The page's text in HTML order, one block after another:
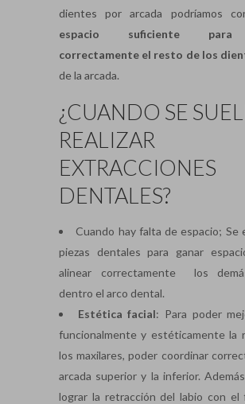
dientes por arcada podríamos
espacio suficiente para
correctamente el resto de los
de la arcada.
¿CUANDO SE
REALIZAR
EXTRACCIONES
DENTALES?
Cuando hay falta de espacio; Se
piezas dentales para ganar
alinear correctamente los
dentro el arco dental.
Estética facial: Para poder
funcionalmente y estéticamente la
los maxilares, poder coordinar
arcada superior y la inferior.
lograr la retracción del labio con el